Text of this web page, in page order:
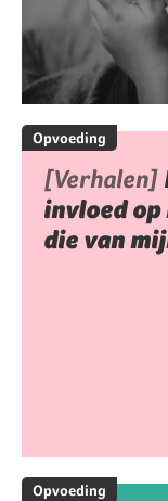
Opvoeding
[Verhalen]
invloed
die van
Opvoeding